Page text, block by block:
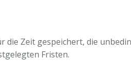
Zeit gespeichert, die
Fristen.